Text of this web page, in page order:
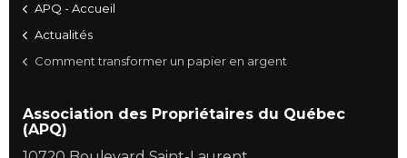
APQ - Accueil
Actualités
Comment transformer un papier en argent
Association des Propriétaires du Québec
(APQ)